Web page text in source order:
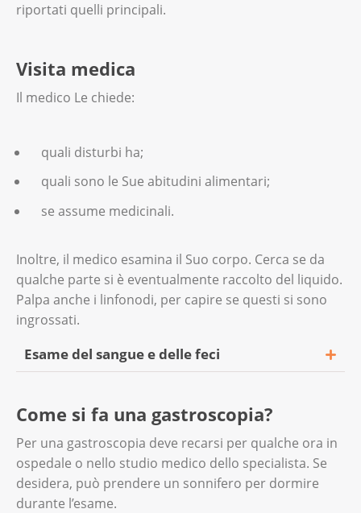
riportati quelli principali.
Visita medica
Il medico Le chiede:
quali disturbi ha;
quali sono le Sue abitudini alimentari;
se assume medicinali.
Inoltre, il medico esamina il Suo corpo. Cerca se da
qualche parte si è eventualmente raccolto del liquido.
Palpa anche i linfonodi, per capire se questi si sono
ingrossati.
Esame del sangue e delle feci
nel sangue indicano qual è il Suo stato di
salute e come funzionano i Suoi organi. Si
esamina un campione di feci alla ricerca di
sangue. La presenza di sangue nelle feci può
essere segno di un tumore.
Come si fa una gastroscopia?
Per una gastroscopia deve recarsi per qualche ora in
ospedale o nello studio medico dello specialista. Se
desidera, può prendere un sonnifero per dormire
durante l’esame.